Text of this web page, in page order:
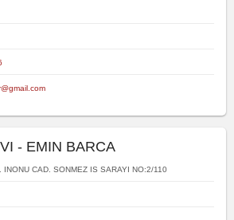
- EMIN BARCA
INONU CAD. SONMEZ IS SARAYI NO:2/110